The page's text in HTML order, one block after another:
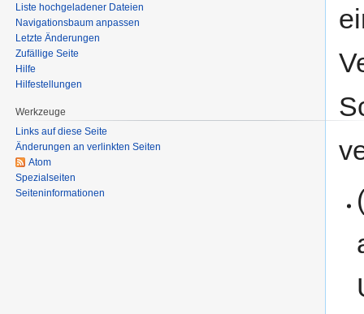
Liste hochgeladener Dateien
Navigationsbaum anpassen
Letzte Änderungen
Zufällige Seite
Hilfe
Hilfestellungen
Werkzeuge
Links auf diese Seite
Änderungen an verlinkten Seiten
Atom
Spezialseiten
Seiten­informationen